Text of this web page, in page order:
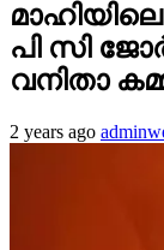
പി സി
വനിതാ
2 years ago